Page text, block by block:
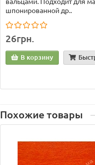
шпонированной др..
26грн.
В корзину
Похожие товары